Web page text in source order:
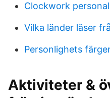
Clockwork
Vilka länder läser
Personlighets
Aktiviteter &